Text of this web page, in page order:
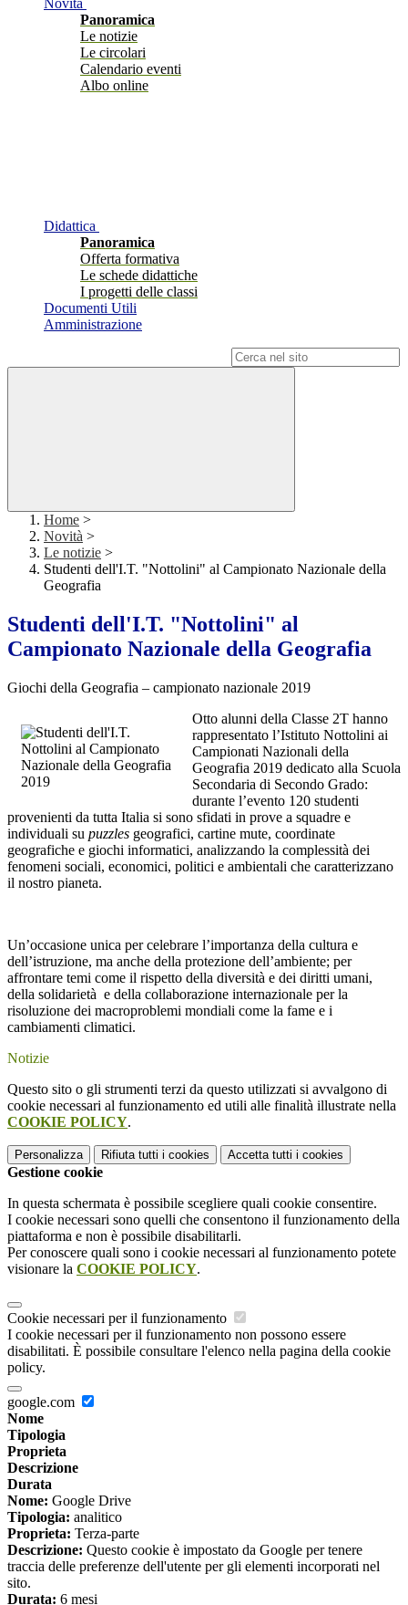
Novità
Panoramica
Le notizie
Le circolari
Calendario eventi
Albo online
Didattica
Panoramica
Offerta formativa
Le schede didattiche
I progetti delle classi
Documenti Utili
Amministrazione
Home >
Novità >
Le notizie >
Studenti dell'I.T. "Nottolini" al Campionato Nazionale della
Geografia
Studenti dell'I.T. "Nottolini" al
Campionato Nazionale della Geografia
Giochi della Geografia – campionato nazionale 2019
Otto alunni della Classe 2T hanno
rappresentato l’Istituto Nottolini ai
Campionati Nazionali della
Geografia 2019 dedicato alla Scuola
Secondaria di Secondo Grado:
durante l’evento 120 studenti
provenienti da tutta Italia si sono sfidati in prove a squadre e
individuali su puzzles geografici, cartine mute, coordinate
geografiche e giochi informatici, analizzando la complessità dei
fenomeni sociali, economici, politici e ambientali che caratterizzano
il nostro pianeta.
Un’occasione unica per celebrare l’importanza della cultura e
dell’istruzione, ma anche della protezione dell’ambiente; per
affrontare temi come il rispetto della diversità e dei diritti umani,
della solidarietà e della collaborazione internazionale per la
risoluzione dei macroproblemi mondiali come la fame e i
cambiamenti climatici.
Notizie
Questo sito o gli strumenti terzi da questo utilizzati si avvalgono di
cookie necessari al funzionamento ed utili alle finalità illustrate nella
COOKIE POLICY.
Personalizza Rifiuta tutti i cookies Accetta tutti i cookies
Gestione cookie
In questa schermata è possibile scegliere quali cookie consentire.
I cookie necessari sono quelli che consentono il funzionamento della
piattaforma e non è possibile disabilitarli.
Per conoscere quali sono i cookie necessari al funzionamento potete
visionare la COOKIE POLICY.
Cookie necessari per il funzionamento
I cookie necessari per il funzionamento non possono essere
disabilitati. È possibile consultare l'elenco nella pagina della cookie
policy.
google.com
Nome
Tipologia
Proprieta
Descrizione
Durata
Nome: Google Drive
Tipologia: analitico
Proprieta: Terza-parte
Descrizione: Questo cookie è impostato da Google per tenere
traccia delle preferenze dell'utente per gli elementi incorporati nel
sito.
Durata: 6 mesi